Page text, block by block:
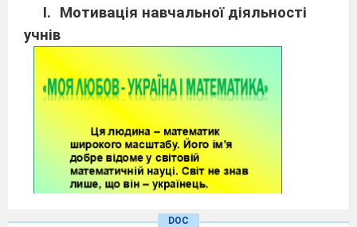
Мотивація навчальної діяльності
учнів
DOC